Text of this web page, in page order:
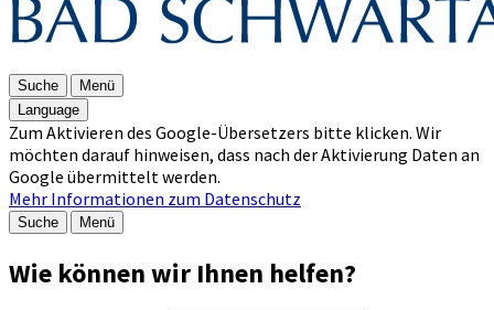
Suche
Menü
Language
Zum Aktivieren des Google-Übersetzers bitte klicken. Wir
möchten darauf hinweisen, dass nach der Aktivierung Daten an
Google übermittelt werden.
Mehr Informationen zum Datenschutz
Suche Menü
Wie können wir Ihnen helfen?